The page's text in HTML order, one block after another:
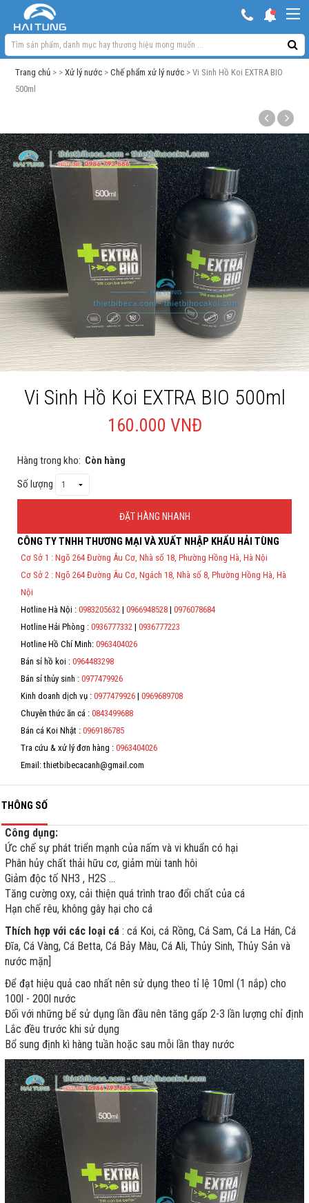
Trang chủ > >Xử lý nước >Chế phẩm xử lý nước > Vi Sinh Hồ Koi EXTRA BIO
500ml
Vi Sinh Hồ Koi EXTRA BIO 500ml
160.000 VNĐ
Hàng trong kho: Còn hàng
Số lượng
ĐẶT HÀNG NHANH
Thông Tin Đặt Hàng
Theo Nghị định 123/2020/NĐ-CP và nghị định 70/2025/NĐ-CP về việc
thực hiện lập Hóa Đơn Điện Tử bán hàng và cung cấp dịch vụ cho
người mua bắt buộc phải thế hiện đầy đủ thông tin: họ tên, địa chỉ, mã
CÔNG TY TNHH THƯƠNG MẠI VÀ XUẤT NHẬP KHẨU HẢI TÙNG
Cơ Sở 1 : Ngõ 264 Đường Âu Cơ, Nhà số 18, Phường Hồng Hà, Hà Nội
Cơ Sở 2 : Ngõ 264 Đường Âu Cơ, Ngách 18, Nhà số 8, Phường Hồng Hà, Hà
Nội
Hotline Hà Nội : 0983205632| 0966948528| 0976078684
Hotline Hải Phòng : 0936777332| 0936777223
Hotline Hồ Chí Minh: 0963404026
Bán sỉ hồ koi : 0964483298
Bán sỉ thủy sinh : 0977479926
Kinh doanh dịch vụ : 0977479926| 0969689708
Chuyên thức ăn cá : 0843499688
Bán cá Koi Nhật : 0969186785
Tra cứu & xử lý đơn hàng : 0963404026
Email: thietbibecacanh@gmail.com
THÔNG SỐ
Công dụng:
Ức chế sự phát triển mạnh của nấm và vi khuẩn có hại
Phân hủy chất thải hữu cơ, giảm mùi tanh hôi
Giảm độc tố NH3 , H2S ...
Tăng cường oxy, cải thiện quá trình trao đổi chất của cá
Hạn chế rêu, không gây hại cho cá
Thích hợp với các loại cá: cá Koi, cá Rồng, Cá Sam, Cá La Hán, Cá
Đĩa, Cá Vàng, Cá Betta, Cá Bảy Màu, Cá Ali, Thủy Sinh, Thủy Sản và
nước mặn]
Để đạt hiệu quả cao nhất nên sử dụng theo tỉ lệ 10ml (1 nắp) cho
100l - 200l nước
Đối với những bể sử dụng lần đầu nên tăng gấp 2-3 lần lượng chỉ định
Lắc đều trước khi sử dụng
Bổ sung định kì hàng tuần hoặc sau mỗi lần thay nước
Hồ ngoài trời & phụ kiện
Máy móc phụ kiện khác
Thuốc cho cá cảnh
Xử lý nước
Thức ăn cá
Đèn bể cá
Bể cá cảnh
Trang trí bể cá
Cá rồng & Phụ kiện
Bể thủy sinh & Phụ kiện
Bể nước mặn & Phụ kiện
Thi công hồ cá Koi
Dự Án
Kiến thức
Tin tức
Bán Buôn